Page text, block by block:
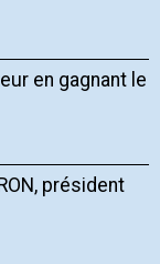
en gagnant le
président